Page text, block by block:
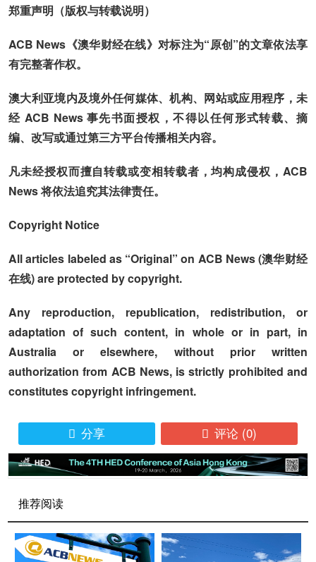
郑重声明（版权与转载说明）
ACB News《澳华财经在线》对标注为“原创”的文章依法享
有完整著作权。
澳大利亚境内及境外任何媒体、机构、网站或应用程序，未
经 ACB News 事先书面授权，不得以任何形式转载、摘
编、改写或通过第三方平台传播相关内容。
凡未经授权而擅自转载或变相转载者，均构成侵权，ACB
News 将依法追究其法律责任。
Copyright Notice
All articles labeled as “Original” on ACB News (澳华财经
在线) are protected by copyright.
Any reproduction, republication, redistribution, or
adaptation of such content, in whole or in part, in
Australia or elsewhere, without prior written
authorization from ACB News, is strictly prohibited and
constitutes copyright infringement.
 分享  评论 (0)
推荐阅读